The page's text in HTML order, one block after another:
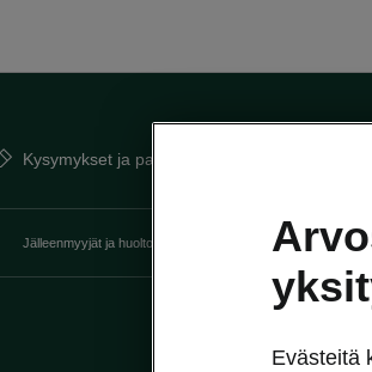
Kysymykset ja palaute
Jälleenmyyjät ja huolto Heti vapaat Škoda-mallit
Osta Škoda verkossaEvästeitä